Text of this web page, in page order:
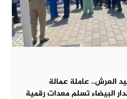
الذكرى 27 لعيد العرش.. عاملة عمالة
البيضاء تسلم معدات رقمية